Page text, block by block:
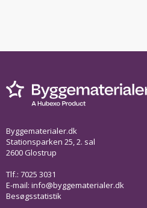
Byggematerialer.dk
Stationsparken 25, 2. sal
2600 Glostrup
Tlf.: 7025 3031
E-mail: info@byggematerialer.dk
Besøgsstatistik